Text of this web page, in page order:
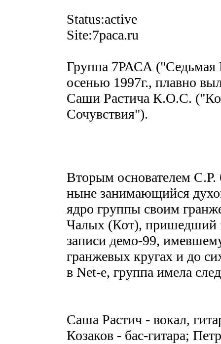
Status:active
Site:7paca.ru
Группа 7РАСА ("Седьмая
осенью 1997г., плавно
Саши Растича К.О.С.
Сочувствия").
Вторым основателем
ныне занимающийся
ядро группы своим
Чалых (Кот), пришедший
записи демо-99,
гранжевых кругах и до
в Net-е, группа имела
Саша Растич - вокал,
Козаков - бас-гитара;